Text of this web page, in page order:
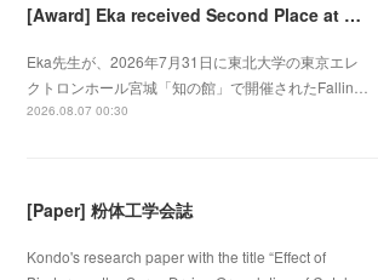
[Award] Eka received Second Place at Falling Walls Lab Sendai 2026
Eka先生が、2026年7月31日に東北大学の東京エレ
クトロンホール宮城「知の館」で開催されたFallin…
2026.08.07 00:30
[Paper] 粉体工学会誌
Kondo's research paper with the title “Effect of